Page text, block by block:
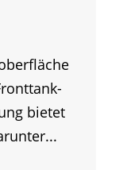
bietet